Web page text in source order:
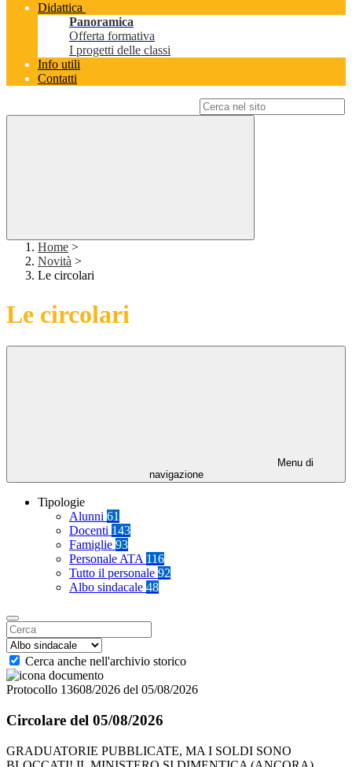
Didattica
Panoramica
Offerta formativa
I progetti delle classi
Info utili
Contatti
Home >
Novità >
Le circolari
Le circolari
Menu di
navigazione
Tipologie
Alunni 61
Docenti 143
Famiglie 93
Personale ATA 116
Tutto il personale 92
Albo sindacale 48
Cerca anche nell'archivio storico
Protocollo 13608/2026 del 05/08/2026
Circolare del 05/08/2026
GRADUATORIE PUBBLICATE, MA I SOLDI SONO